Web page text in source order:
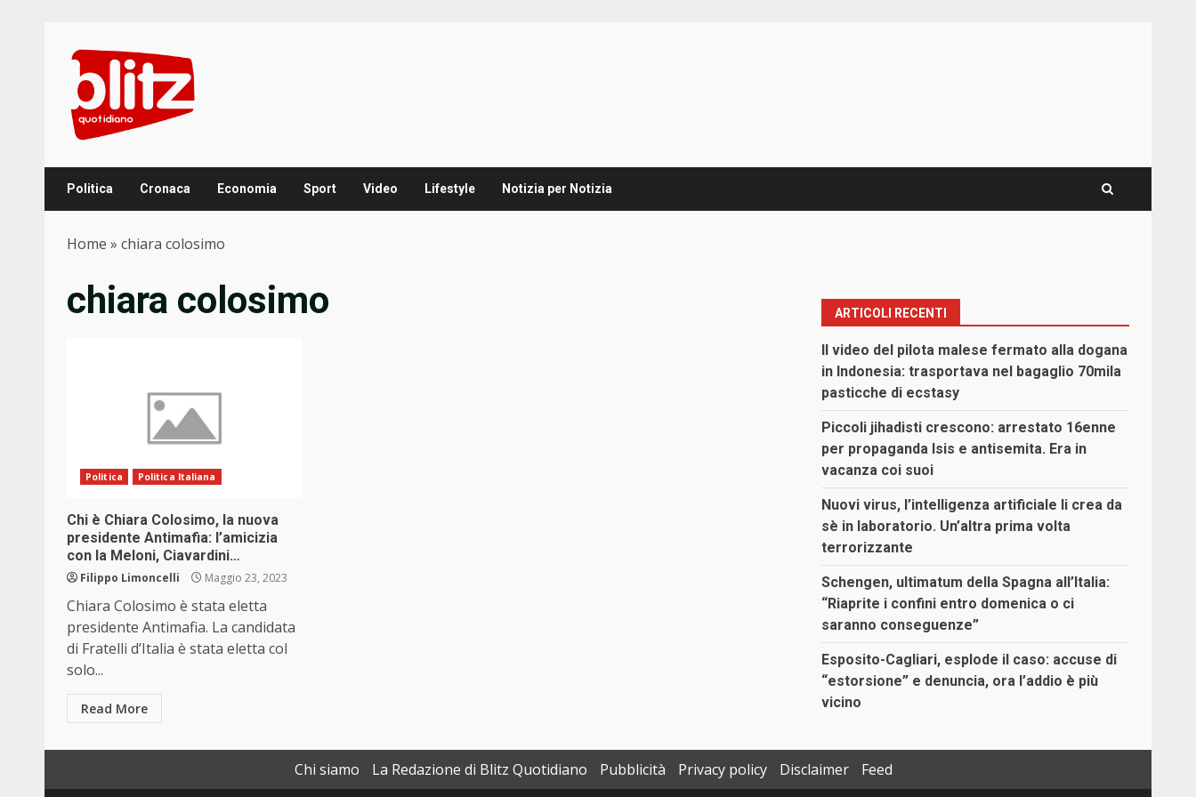
content
Politica Cronaca Economia Sport Video Lifestyle Notizia per Notizia
Home » chiara colosimo
chiara colosimo
Politica Politica Italiana
Chi è Chiara Colosimo, la nuova
presidente Antimafia: l’amicizia
con la Meloni, Ciavardini…
Filippo Limoncelli Maggio 23, 2023
Chiara Colosimo è stata eletta
presidente Antimafia. La candidata
di Fratelli d’Italia è stata eletta col
solo...
Read More
ARTICOLI RECENTI
Il video del pilota malese fermato alla dogana
in Indonesia: trasportava nel bagaglio 70mila
pasticche di ecstasy
Piccoli jihadisti crescono: arrestato 16enne
per propaganda Isis e antisemita. Era in
vacanza coi suoi
Nuovi virus, l’intelligenza artificiale li crea da
sè in laboratorio. Un’altra prima volta
terrorizzante
Schengen, ultimatum della Spagna all’Italia:
“Riaprite i confini entro domenica o ci
saranno conseguenze”
Esposito-Cagliari, esplode il caso: accuse di
“estorsione” e denuncia, ora l’addio è più
vicino
Chi siamo La Redazione di Blitz Quotidiano Pubblicità Privacy policy Disclaimer Feed